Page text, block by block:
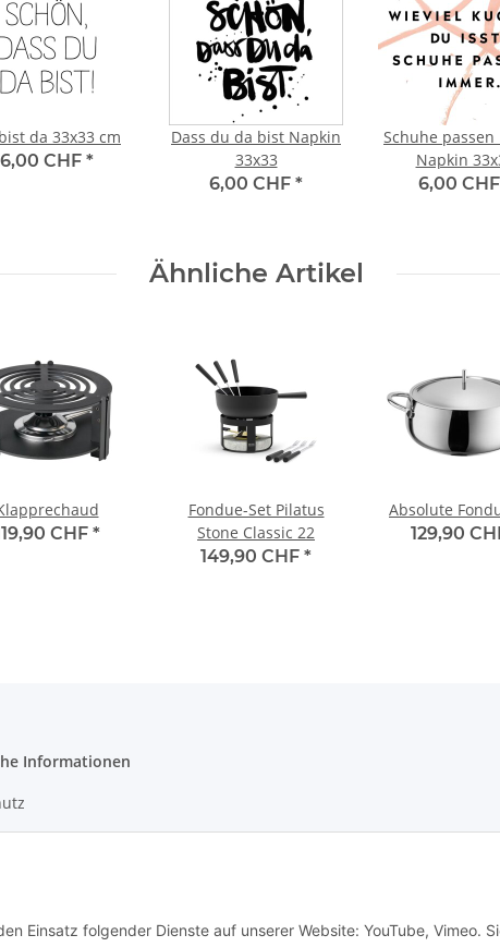
da 33x33 cm
6,00 CHF *
Dass du da bist Napkin
33x33
6,00 CHF *
Schuhe
Napkin
6,00
Ähnliche Artikel
CHF *
Fondue-Set Pilatus
Stone Classic 22
149,90 CHF *
Absolute
129,90
Informationen
Einsatz folgender Dienste auf unserer Website: YouTube, Vimeo.